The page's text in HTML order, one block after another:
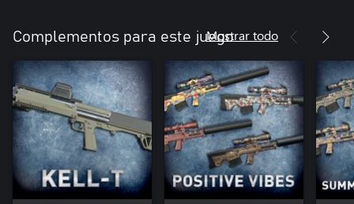
Complementos para este juegoMostrar todo